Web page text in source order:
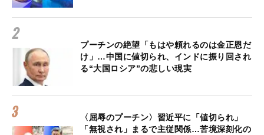
プーチンの絶望「もはや頼れるのは金正恩だ
け」…中国に値切られ、インドに振り回され
る“大国ロシア”の悲しい現実
〈屈辱のプーチン〉習近平に「値切られ」
「無視され」まるで主従関係…苦境深刻化の